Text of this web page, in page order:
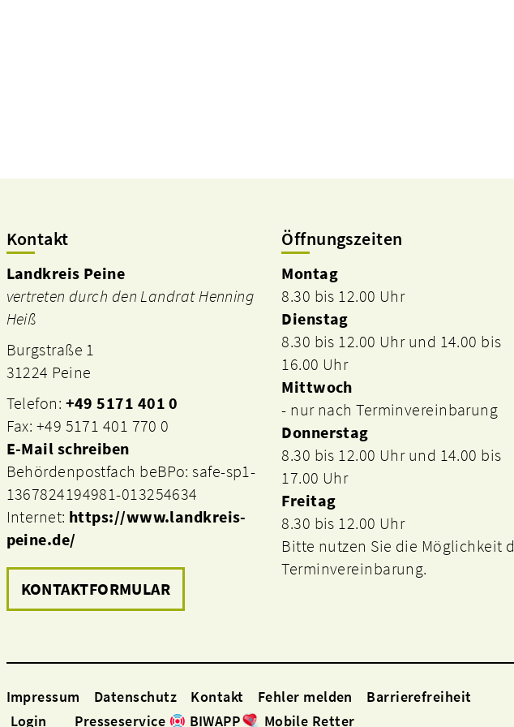
Kontakt
Landkreis Peine
vertreten durch den Landrat Henning
Heiß
Burgstraße 1
31224 Peine
Telefon: +49 5171 401 0
Fax: +49 5171 401 770 0
E-Mail schreiben
Behördenpostfach beBPo: safe-sp1-
1367824194981-013254634
Internet: https://www.landkreis-
peine.de/
KONTAKTFORMULAR
Öffnungszeiten
Montag
8.30 bis 12.00 Uhr
Dienstag
8.30 bis 12.00 Uhr und 14.00 bis
16.00 Uhr
Mittwoch
- nur nach Terminvereinbarung
Donnerstag
8.30 bis 12.00 Uhr und 14.00 bis
17.00 Uhr
Freitag
8.30 bis 12.00 Uhr
Bitte nutzen Sie die Möglichkeit
Terminvereinbarung.
Impressum Datenschutz Kontakt Fehler melden
Barrierefreiheit
Login
Presseservice BIWAPP Mobile Retter